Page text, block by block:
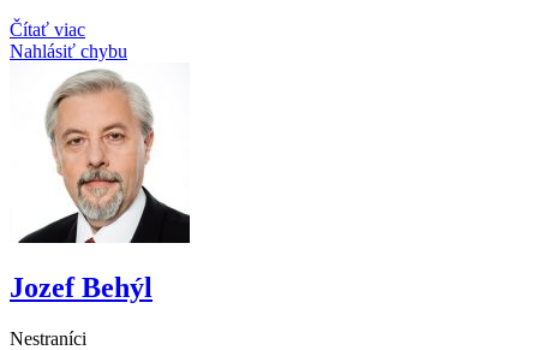
Čítať viac
Nahlásiť chybu
Jozef Behýl
Nestraníci